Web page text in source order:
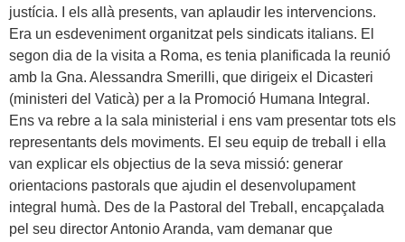
justícia. I els allà presents, van aplaudir les intervencions.
Era un esdeveniment organitzat pels sindicats italians. El
segon dia de la visita a Roma, es tenia planificada la reunió
amb la Gna. Alessandra Smerilli, que dirigeix ​​el Dicasteri
(ministeri del Vaticà) per a la Promoció Humana Integral.
Ens va rebre a la sala ministerial i ens vam presentar tots els
representants dels moviments. El seu equip de treball i ella
van explicar els objectius de la seva missió: generar
orientacions pastorals que ajudin el desenvolupament
integral humà. Des de la Pastoral del Treball, encapçalada
pel seu director Antonio Aranda, vam demanar que